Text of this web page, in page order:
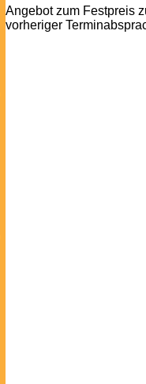
Angebot zum Festpreis
vorheriger